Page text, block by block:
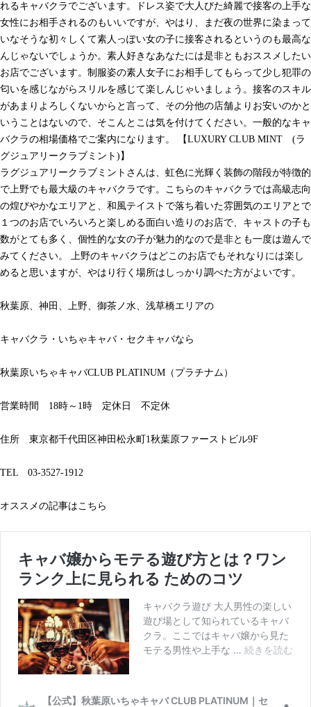
れるキャバクラでございます。ドレス姿で大人びた綺麗で接客の上手な
女性にお相手されるのもいいですが、やはり、まだ夜の世界に染まって
いなそうな初々しくて素人っぽい女の子に接客されるというのも最高な
んじゃないでしょうか。素人好きなあなたには是非ともおススメしたい
お店でございます。制服姿の素人女子にお相手してもらって少し犯罪の
匂いを感じながらスリルを感じて楽しんじゃいましょう。接客のスキル
があまりよろしくないからと言って、その分他の店舗よりお安いのかと
いうことはないので、そこんとこは気を付けてください。一般的なキャ
バクラの相場価格でご案内になります。 【LUXURY CLUB MINT (ラ
グジュアリークラブミント)】
ラグジュアリークラブミントさんは、虹色に光輝く装飾の階段が特徴的
で上野でも最大級のキャバクラです。こちらのキャバクラでは高級志向
の煌びやかなエリアと、和風テイストで落ち着いた雰囲気のエリアとで
１つのお店でいろいろと楽しめる面白い造りのお店で、キャストの子も
数がとても多く、個性的な女の子が魅力的なので是非とも一度は遊んで
みてください。 上野のキャバクラはどこのお店でもそれなりには楽し
めると思いますが、やはり行く場所はしっかり調べた方がよいです。
秋葉原、神田、上野、御茶ノ水、浅草橋エリアの
キャバクラ・いちゃキャバ・セクキャバなら
秋葉原いちゃキャバCLUB PLATINUM（プラチナム）
営業時間 18時～1時 定休日 不定休
住所 東京都千代田区神田松永町1秋葉原ファーストビル9F
TEL 03-3527-1912
オススメの記事はこちら